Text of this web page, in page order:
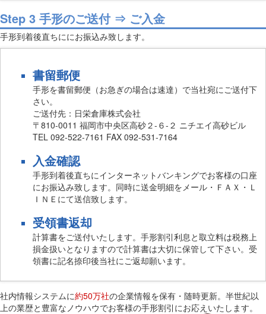
Step 3 手形のご送付 ⇒ ご入金
手形到着後直ちににお振込み致します。
書留郵便
手形を書留郵便（お急ぎの場合は速達）で当社宛にご送付下
さい。
ご送付先：日栄倉庫株式会社
〒810-0011 福岡市中央区高砂２-６-２ ニチエイ高砂ビル
TEL 092-522-7161 FAX 092-531-7164
入金確認
手形到着後直ちにインターネットバンキングでお客様の口座
にお振込み致します。同時に送金明細をメール・ＦＡＸ・Ｌ
ＩＮＥにて送信致します。
受領書返却
計算書をご送付いたします。手形割引利息と取立料は税務上
損金扱いとなりますので計算書は大切に保管して下さい。受
領書に記名捺印後当社にご返却願います。
社内情報システムに約50万社の企業情報を保有・随時更新。半世紀以
上の業歴と豊富なノウハウでお客様の手形割引にお応えいたします。